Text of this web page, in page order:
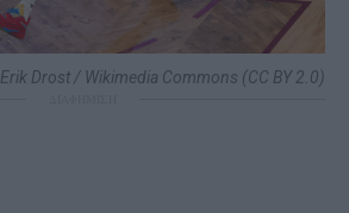
Erik Drost / Wikimedia Commons (CC BY 2.0)